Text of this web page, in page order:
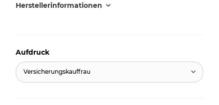
Herstellerinformationen
Aufdruck
Versicherungskauffrau